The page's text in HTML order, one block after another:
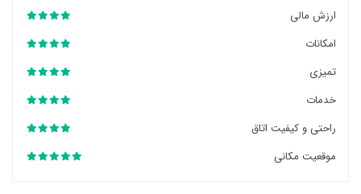
ارزش مالی
امکانات
تمیزی
خدمات
راحتی و کیفیت اتاق
موقعیت مکانی